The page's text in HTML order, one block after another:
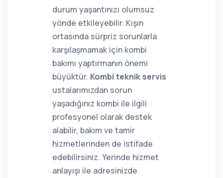
durum yaşantınızı olumsuz
yönde etkileyebilir. Kışın
ortasında sürpriz sorunlarla
karşılaşmamak için kombi
bakımı yaptırmanın önemi
büyüktür. Kombi teknik servis
ustalarımızdan sorun
yaşadığınız kombi ile ilgili
profesyonel olarak destek
alabilir, bakım ve tamir
hizmetlerinden de istifade
edebilirsiniz. Yerinde hizmet
anlayışı ile adresinizde